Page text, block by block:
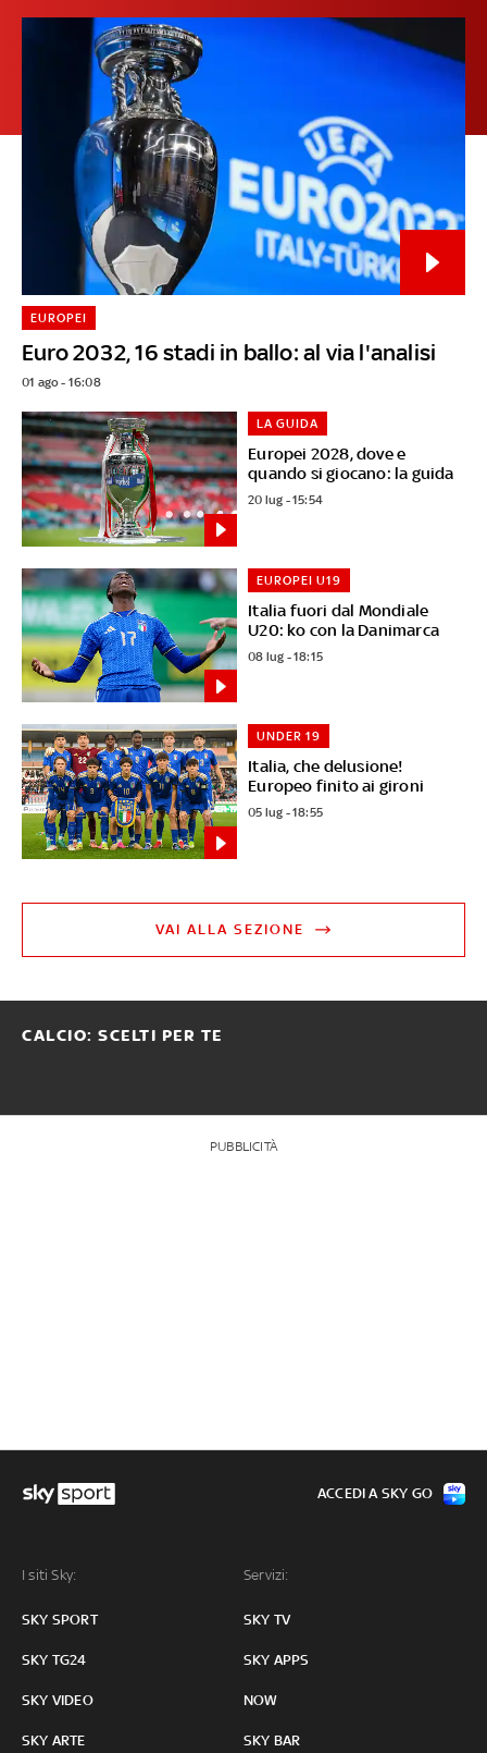
Euro 2032, 16 stadi in ballo: al via l'analisi
EUROPEI
01 ago - 16:08
Europei 2028, dove e
quando si giocano: la guida
LA GUIDA
20 lug - 15:54
Italia fuori dal Mondiale
U20: ko con la Danimarca
EUROPEI U19
08 lug - 18:15
Italia, che delusione!
Europeo finito ai gironi
UNDER 19
05 lug - 18:55
VAI ALLA SEZIONE
CALCIO: SCELTI PER TE
PUBBLICITÀ
I siti Sky:
SKY SPORT
SKY TG24
SKY VIDEO
SKY ARTE
Servizi:
SKY TV
SKY APPS
NOW
SKY BAR
ACCEDI A SKY GO